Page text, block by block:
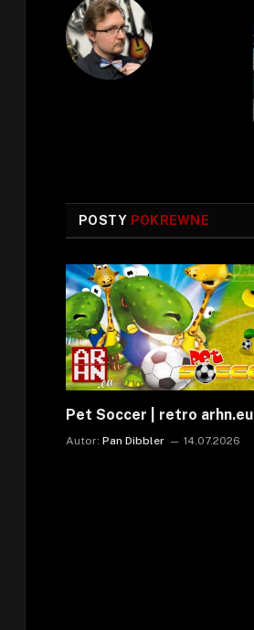
POSTY POKREWNE
Pet Soccer | retro arhn.eu
Autor: Pan Dibbler 14.07.2026